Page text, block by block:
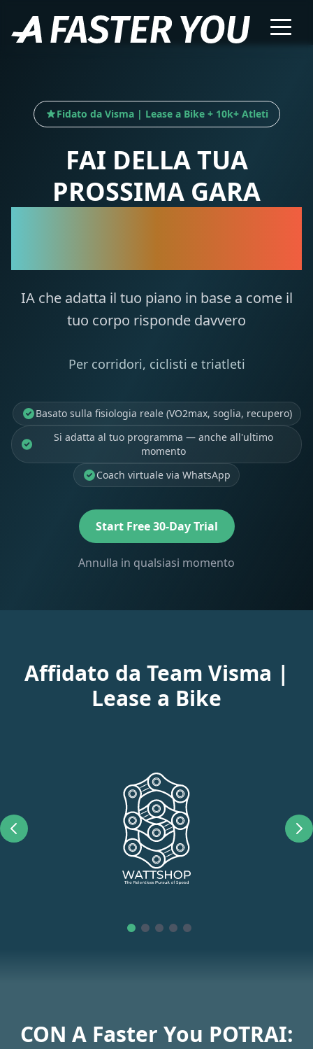
Fidato da Visma | Lease a Bike + 10k+ Atleti
FAI DELLA TUA
PROSSIMA GARA
IA che adatta il tuo piano in base a come il
tuo corpo risponde davvero
Per corridori, ciclisti e triatleti
Basato sulla fisiologia reale (VO2max, soglia, recupero)
Si adatta al tuo programma — anche all'ultimo
momento
Coach virtuale via WhatsApp
Start Free 30-Day Trial
Annulla in qualsiasi momento
Affidato da Team Visma |
Lease a Bike
CON A Faster You POTRAI: